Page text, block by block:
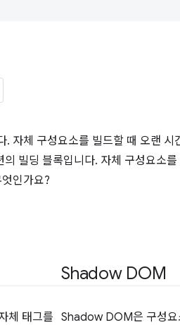
자체 구성요소를 빌드할 때 오랜
빌딩 블록입니다. 자체 구성요소
인가요?
체 태그를
Shadow DOM
Shadow DOM은 구성요